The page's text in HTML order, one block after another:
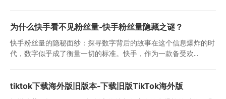
为什么快手看不见粉丝量-快手粉丝量隐藏之谜？
快手粉丝量的隐秘面纱：探寻数字背后的故事在这个信息爆炸的时
代，数字似乎成了衡量一切的标准。快手，作为一款备受欢...
tiktok下载海外版旧版本-下载旧版TikTok海外版